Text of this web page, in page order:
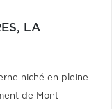
LA
niché en pleine
de Mont-